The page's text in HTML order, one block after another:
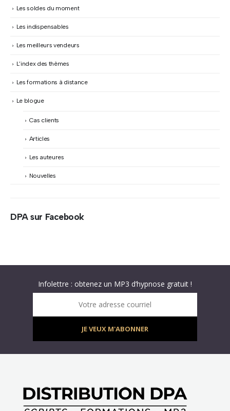
Les soldes du moment
Les indispensables
Les meilleurs vendeurs
L’index des thèmes
Les formations à distance
Le blogue
Cas clients
Articles
Les auteures
Nouvelles
DPA sur Facebook
Infolettre : obtenez un MP3 d’hypnose gratuit !
Votre adresse courriel
JE VEUX M'ABONNER